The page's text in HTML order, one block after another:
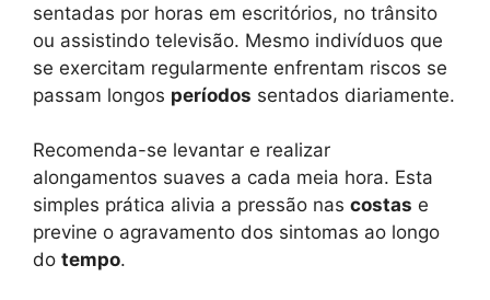
sentadas por horas em escritórios, no trânsito
ou assistindo televisão. Mesmo indivíduos que
se exercitam regularmente enfrentam riscos se
passam longos períodos sentados diariamente.
Recomenda-se levantar e realizar
alongamentos suaves a cada meia hora. Esta
simples prática alivia a pressão nas costas e
previne o agravamento dos sintomas ao longo
do tempo.